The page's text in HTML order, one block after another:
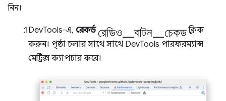
নিন।
DevTools-এ, রেকর্ড রেডিও_বাটন_চেকডক্লিক
করুন। পৃষ্ঠা চলার সাথে সাথে DevTools পারফরম্যান্স
মেট্রিক্স ক্যাপচার করে।